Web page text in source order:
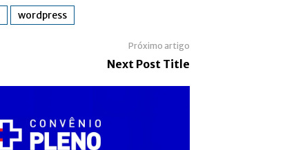
wordpress
Próximo artigo
Next Post Title